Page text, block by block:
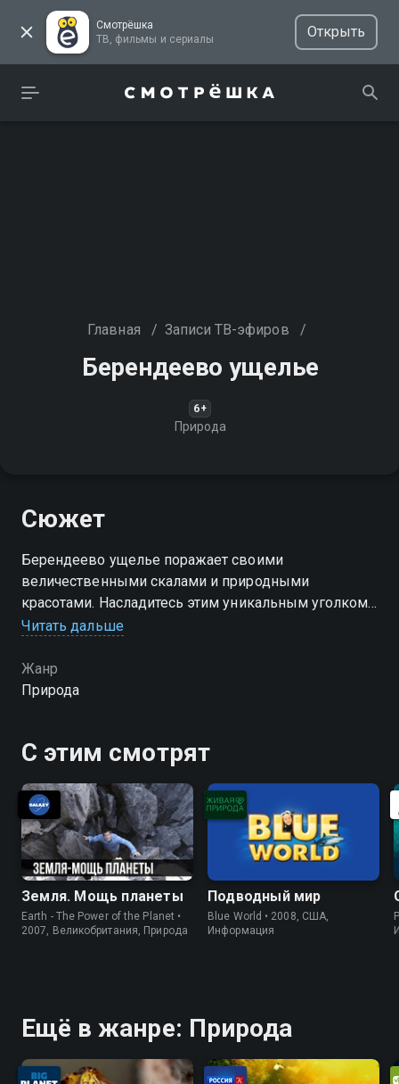
Смотрёшка
ТВ, фильмы и сериалы
Открыть
Главная / Записи ТВ-эфиров /
Берендеево ущелье
6+
Природа
Сюжет
Берендеево ущелье поражает своими
величественными скалами и природными
красотами. Насладитесь этим уникальным уголком
природы!
Читать дальше
Жанр
Природа
С этим смотрят
Земля. Мощь планеты
Earth - The Power of the Planet •
2007, Великобритания, Природа
Подводный мир
Blue World • 2008, США,
Информация
Ещё в жанре: Природа